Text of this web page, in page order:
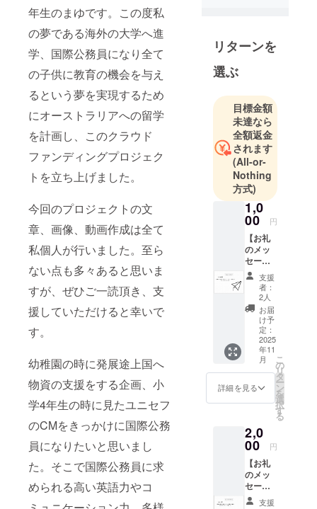
年生のまゆです。この度私
の夢である海外の大学へ進
学、国際公務員になり全て
の子供に教育の機会を与え
るという夢を実現するため
にオーストラリアへの留学
を計画し、このクラウド
ファンディングプロジェク
トを立ち上げました。
今回のプロジェクトの文
章、画像、動画作成は全て
私個人が行いました。至ら
ない点も多々あると思いま
すが、ぜひご一読頂き、支
援していただけると幸いで
す。
幼稚園の時に発展途上国へ
物資の支援をする企画、小
学4年生の時に見たユニセフ
のCMをきっかけに国際公務
員になりたいと思いまし
た。そこで国際公務員に求
められる高い英語力やコ
リターンを
選ぶ
目標金額
未達なら
全額返金
されます
(All-or-
Nothing
方式)
1,0
00 円
【お礼
のメッ
セー
ジ】 感
謝の気
持ちを
込め
て、お
礼の
メッ
セージ
をお送
りしま
す。 ※
支援者
様の
アドレ
スが必
要にな
りま
す。
支援
者：
2人
お届
け予
定：
2025
年11
月
詳細を見る
こ
の
リ
タ
ー
ン
を
選
択
す
る
2,0
00 円
【お礼
のメッ
セー
ジ】 感
支援